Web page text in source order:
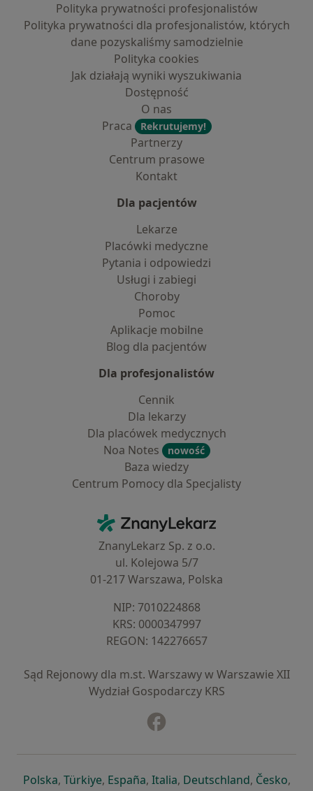
Polityka prywatności profesjonalistów
Polityka prywatności dla profesjonalistów, których
dane pozyskaliśmy samodzielnie
Polityka cookies
Jak działają wyniki wyszukiwania
Dostępność
O nas
Praca
Rekrutujemy!
Partnerzy
Centrum prasowe
Kontakt
Dla pacjentów
Lekarze
Placówki medyczne
Pytania i odpowiedzi
Usługi i zabiegi
Choroby
Pomoc
Aplikacje mobilne
Blog dla pacjentów
Dla profesjonalistów
Cennik
Dla lekarzy
Dla placówek medycznych
Noa Notes
nowość
Baza wiedzy
Centrum Pomocy dla Specjalisty
ZnanyLekarz - Strona główna
ZnanyLekarz Sp. z o.o.
ul. Kolejowa 5/7
01-217 Warszawa, Polska
NIP: ⁠7010224868
KRS: ⁠0000347997
REGON: ⁠142276657
Sąd Rejonowy dla m.st. Warszawy w Warszawie XII
Wydział Gospodarczy KRS
Polskaotwiera się w nowej karcie
, Türkiyeotwiera się w nowej karcie
, Españaotwiera się w nowej karcie
, Italiaotwiera się w nowej
, Deutschlandotwiera się
, Česko,